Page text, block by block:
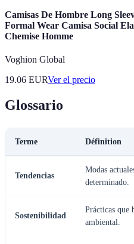
Camisas De Hombre Long
Formal Wear Camisa Social
Chemise Homme
Voghion Global
19.06 EURVer el precio
Glossario
Terme Définition
Tendencias
Modas
determinado.
Sostenibilidad
Prácticas que
ambiental.